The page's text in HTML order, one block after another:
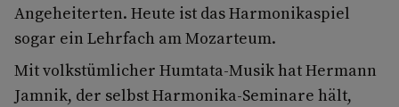
Angeheiterten. Heute ist das Harmonikaspiel
sogar ein Lehrfach am Mozarteum.
Mit volkstümlicher Humtata-Musik hat Hermann
Jamnik, der selbst Harmonika-Seminare hält,